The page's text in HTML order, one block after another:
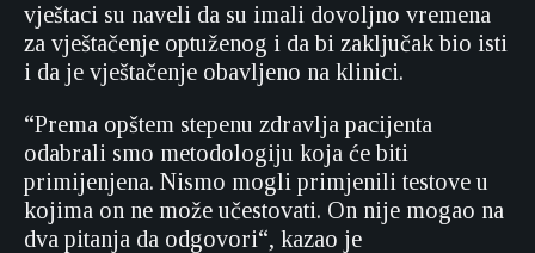
vještaci su naveli da su imali dovoljno vremena
za vještačenje optuženog i da bi zaključak bio isti
i da je vještačenje obavljeno na klinici.
“Prema opštem stepenu zdravlja pacijenta
odabrali smo metodologiju koja će biti
primijenjena. Nismo mogli primjenili testove u
kojima on ne može učestovati. On nije mogao na
dva pitanja da odgovori“, kazao je